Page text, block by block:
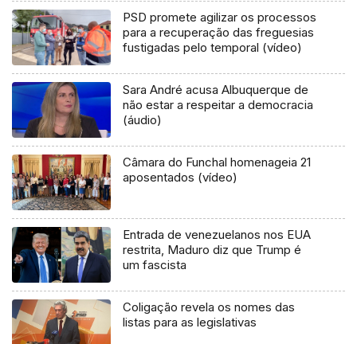
PSD promete agilizar os processos
para a recuperação das freguesias
fustigadas pelo temporal (vídeo)
Sara André acusa Albuquerque de
não estar a respeitar a democracia
(áudio)
Câmara do Funchal homenageia 21
aposentados (vídeo)
Entrada de venezuelanos nos EUA
restrita, Maduro diz que Trump é
um fascista
Coligação revela os nomes das
listas para as legislativas